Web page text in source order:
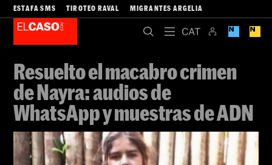
ESTAFA SMS TIROTEO RAVAL MIGRANTES ARGELIA
Resuelto el macabro crimen
de Nayra: audios de
WhatsApp y muestras de ADN